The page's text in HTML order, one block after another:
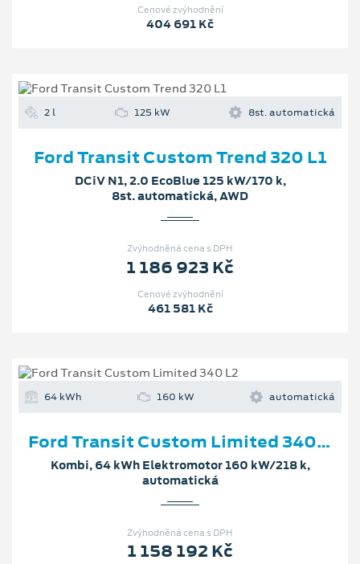
Cenové zvýhodnění
404 691 Kč
2 l 125 kW 8st. automatická
Ford Transit Custom Trend 320 L1
DCiV N1, 2.0 EcoBlue 125 kW/170 k,
8st. automatická, AWD
Zvýhodněná cena s DPH
1 186 923 Kč
Cenové zvýhodnění
461 581 Kč
64 kWh 160 kW automatická
Ford Transit Custom Limited 340 L2
Kombi, 64 kWh Elektromotor 160 kW/218 k,
automatická
Zvýhodněná cena s DPH
1 158 192 Kč